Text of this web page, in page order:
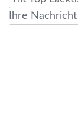
Ihre Nachricht